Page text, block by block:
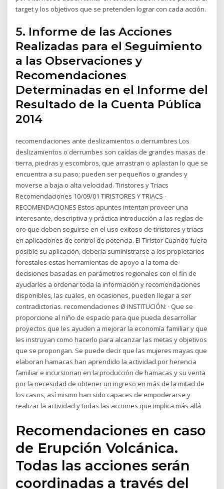
target y los objetivos que se pretenden lograr con cada acción.
5. Informe de las Acciones
Realizadas para el Seguimiento
a las Observaciones y
Recomendaciones
Determinadas en el Informe del
Resultado de la Cuenta Pública
2014
recomendaciones ante deslizamientos o derrumbres Los
deslizamientos o derrumbes son caídas de grandes masas de
tierra, piedras y escombros, que arrastran o aplastan lo que se
encuentra a su paso; pueden ser pequeños o grandes y
moverse a baja o alta velocidad. Tiristores y Triacs
Recomendaciones 10/09/01 TIRISTORES Y TRIACS -
RECOMENDACIONES Estos apuntes intentan proveer una
interesante, descriptiva y práctica introducción a las reglas de
oro que deben seguirse en el uso exitoso de tiristores y triacs
en aplicaciones de control de potencia. El Tiristor Cuando fuera
posible su aplicación, debería suministrarse a los propietarios
forestales estas herramientas de apoyo a la toma de
decisiones basadas en parámetros regionales con el fin de
ayudarles a ordenar toda la información y recomendaciones
disponibles, las cuales, en ocasiones, pueden llegar a ser
contradictorias. recomendaciones Ø INSTITUCIÓN: · Que se
proporcione al niño de espacio para que pueda desarrollar
proyectos que les ayuden a mejorar la economía familiar y que
les instruyan como hacerlo para alcanzar las metas y objetivos
que se propongan. Se puede decir que las mujeres mayas que
elaboran hamacas han aprendido la actividad por herencia
familiar e incursionan en la producción de hamacas y su venta
por la necesidad de obtener un ingreso en más de la mitad de
los casos, así mismo han sido capaces de empoderarse y
realizar la actividad y todas las acciones que implica más allá
Recomendaciones en caso
de Erupción Volcánica.
Todas las acciones serán
coordinadas a través del